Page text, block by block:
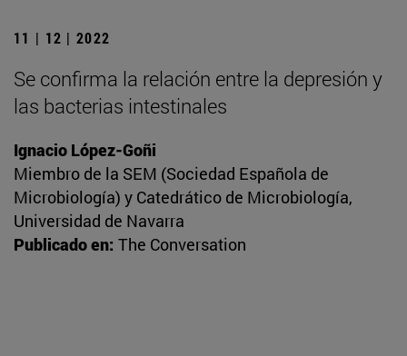
11 | 12 | 2022
Se confirma la relación entre la depresión y
las bacterias intestinales
Ignacio López-Goñi
Miembro de la SEM (Sociedad Española de
Microbiología) y Catedrático de Microbiología,
Universidad de Navarra
Publicado en: The Conversation